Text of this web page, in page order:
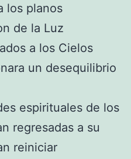
los planos
de la Luz
a los Cielos
un desequilibrio
espirituales de los
regresadas a su
reiniciar